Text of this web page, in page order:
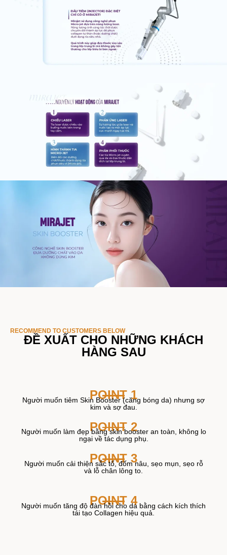
RECOMMEND TO CUSTOMERS BELOW
ĐỀ XUẤT CHO NHỮNG KHÁCH
HÀNG SAU
POINT 1
Người muốn tiêm Skin Booster (căng bóng da) nhưng sợ
kim và sợ đau.
POINT 2
Người muốn làm đẹp bằng skin booster an toàn, không lo
ngại về tác dụng phụ.
POINT 3
Người muốn cải thiện sắc tố, đốm nâu, sẹo mụn, sẹo rỗ
và lỗ chân lông to.
POINT 4
Người muốn tăng độ đàn hồi cho da bằng cách kích thích
tái tạo Collagen hiệu quả.